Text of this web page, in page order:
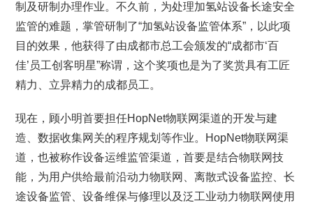
制及研制办理作业。不久前，为处理加氢站设备长途安全
监管的难题，掌管研制了“加氢站设备监管体系”，以此项
目的效果，他获得了由成都市总工会颁发的“成都市‘百
佳’员工创客明星”称谓，这个奖项也是为了奖赏具有工匠
精力、立异精力的成都员工。
现在，顾小明首要担任HopNet物联网渠道的开发与建
造、数据收集网关的程序规划等作业。HopNet物联网渠
道，也被称作设备运维监管渠道，首要是结合物联网技
能，为用户供给最前沿动力物联网、离散式设备监控、长
途设备监管、设备维保与修理以及泛工业动力物联网使用